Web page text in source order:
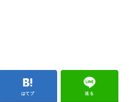
はてブ 送る